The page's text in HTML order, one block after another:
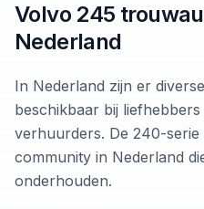
Volvo 245
Nederland
In Nederland zijn er
beschikbaar bij liefhebbers
verhuurders. De 240-
community in Nederland
onderhouden.